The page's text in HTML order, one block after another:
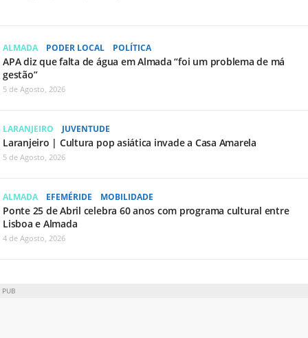
ALMADA PODER LOCAL POLÍTICA
APA diz que falta de água em Almada “foi um problema de má
gestão”
5 de Agosto, 2026
LARANJEIRO JUVENTUDE
Laranjeiro | Cultura pop asiática invade a Casa Amarela
5 de Agosto, 2026
ALMADA EFEMÉRIDE MOBILIDADE
Ponte 25 de Abril celebra 60 anos com programa cultural entre
Lisboa e Almada
4 de Agosto, 2026
PUB